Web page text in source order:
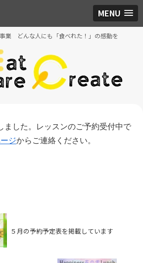
MENU
業 どんな人にも「食べれた！」の感動を
ました。レッスンのご予約受付中で
ジからご連絡ください。
５月の予約予定表を掲載しています